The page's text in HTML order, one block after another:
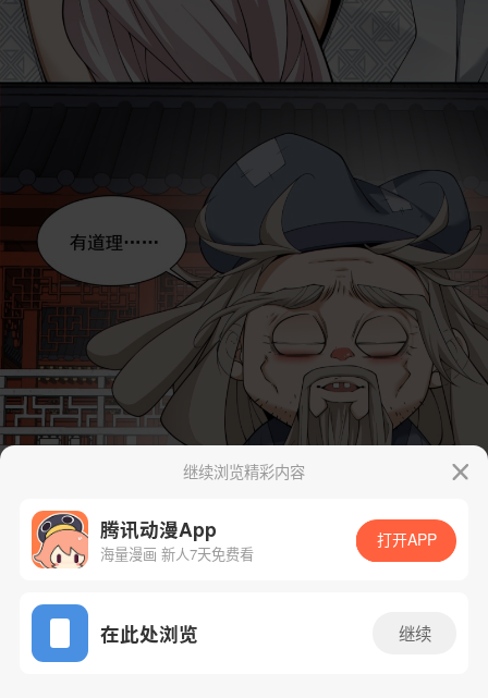
App免费看
继续浏览精彩内容
腾讯动漫App
海量漫画 新人7天免费看
打开APP
在此处浏览 继续